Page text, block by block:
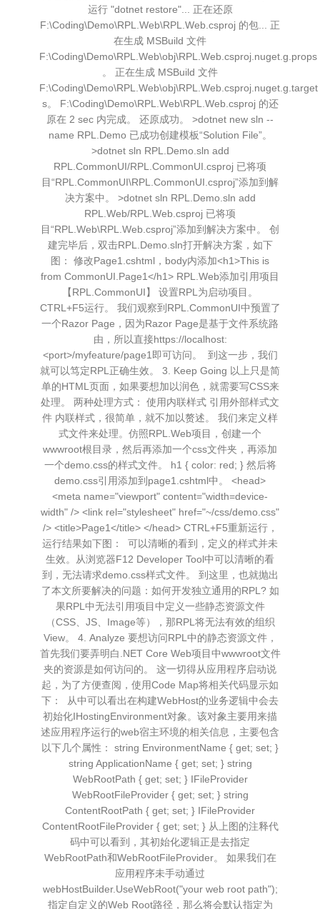
运行 "dotnet restore"... 正在还原
F:\Coding\Demo\RPL.Web\RPL.Web.csproj 的包... 正
在生成 MSBuild 文件
F:\Coding\Demo\RPL.Web\obj\RPL.Web.csproj.nuget.g.props
。 正在生成 MSBuild 文件
F:\Coding\Demo\RPL.Web\obj\RPL.Web.csproj.nuget.g.target
s。 F:\Coding\Demo\RPL.Web\RPL.Web.csproj 的还
原在 2 sec 内完成。 还原成功。 >dotnet new sln --
name RPL.Demo 已成功创建模板“Solution File”。
>dotnet sln RPL.Demo.sln add
RPL.CommonUI/RPL.CommonUI.csproj 已将项
目“RPL.CommonUI\RPL.CommonUI.csproj”添加到解
决方案中。 >dotnet sln RPL.Demo.sln add
RPL.Web/RPL.Web.csproj 已将项
目“RPL.Web\RPL.Web.csproj”添加到解决方案中。 创
建完毕后，双击RPL.Demo.sln打开解决方案，如下
图： 修改Page1.cshtml，body内添加<h1>This is
from CommonUI.Page1</h1> RPL.Web添加引用项目
【RPL.CommonUI】 设置RPL为启动项目。
CTRL+F5运行。 我们观察到RPL.CommonUI中预置了
一个Razor Page，因为Razor Page是基于文件系统路
由，所以直接https://localhost:
<port>/myfeature/page1即可访问。 到这一步，我们
就可以笃定RPL正确生效。 3. Keep Going 以上只是简
单的HTML页面，如果要想加以润色，就需要写CSS来
处理。 两种处理方式： 使用内联样式 引用外部样式文
件 内联样式，很简单，就不加以赘述。 我们来定义样
式文件来处理。仿照RPL.Web项目，创建一个
wwwroot根目录，然后再添加一个css文件夹，再添加
一个demo.css的样式文件。 h1 { color: red; } 然后将
demo.css引用添加到page1.cshtml中。 <head>
<meta name="viewport" content="width=device-
width" /> <link rel="stylesheet" href="~/css/demo.css"
/> <title>Page1</title> </head> CTRL+F5重新运行，
运行结果如下图： 可以清晰的看到，定义的样式并未
生效。从浏览器F12 Developer Tool中可以清晰的看
到，无法请求demo.css样式文件。 到这里，也就抛出
了本文所要解决的问题：如何开发独立通用的RPL? 如
果RPL中无法引用项目中定义一些静态资源文件
（CSS、JS、Image等），那RPL将无法有效的组织
View。 4. Analyze 要想访问RPL中的静态资源文件，
首先我们要弄明白.NET Core Web项目中wwwroot文件
夹的资源是如何访问的。 这一切得从应用程序启动说
起，为了方便查阅，使用Code Map将相关代码显示如
下： 从中可以看出在构建WebHost的业务逻辑中会去
初始化IHostingEnvironment对象。该对象主要用来描
述应用程序运行的web宿主环境的相关信息，主要包含
以下几个属性： string EnvironmentName { get; set; }
string ApplicationName { get; set; } string
WebRootPath { get; set; } IFileProvider
WebRootFileProvider { get; set; } string
ContentRootPath { get; set; } IFileProvider
ContentRootFileProvider { get; set; } 从上图的注释代
码中可以看到，其初始化逻辑正是去指定
WebRootPath和WebRootFileProvider。 如果我们在
应用程序未手动通过
webHostBuilder.UseWebRoot("your web root path");
指定自定义的Web Root路径，那么将会默认指定为